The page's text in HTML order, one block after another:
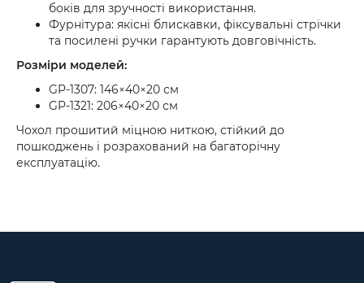
боків для зручності використання.
Фурнітура: якісні блискавки, фіксувальні стрічки
та посилені ручки гарантують довговічність.
Розміри моделей:
GP-1307: 146×40×20 см
GP-1321: 206×40×20 см
Чохол прошитий міцною ниткою, стійкий до
пошкоджень і розрахований на багаторічну
експлуатацію.